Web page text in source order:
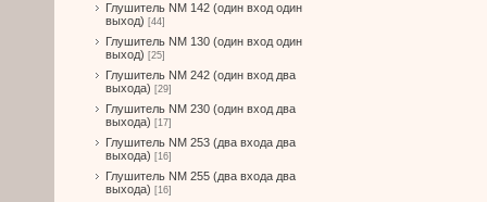
Глушитель NM 142 (один вход один
выход) [44]
Глушитель NM 130 (один вход один
выход) [25]
Глушитель NM 242 (один вход два
выхода) [29]
Глушитель NM 230 (один вход два
выхода) [17]
Глушитель NM 253 (два входа два
выхода) [16]
Глушитель NM 255 (два входа два
выхода) [16]